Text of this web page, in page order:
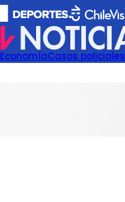
EconomíaCasos policiales